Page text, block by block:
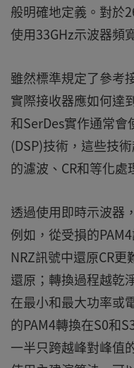
般明確地定義。對於
使用33GHz示波器頻
雖然標準規定了參考
實際接收器應如何達
和SerDes實作通常
(DSP)技術，這些技
的濾波、CR和等化處
透過使用即時示波器
例如，從受損的
NRZ訊號中還原CR
還原；轉換過程越乾
在最小和最大功率或
的PAM4轉換在S0和
一半只跨越峰對峰值